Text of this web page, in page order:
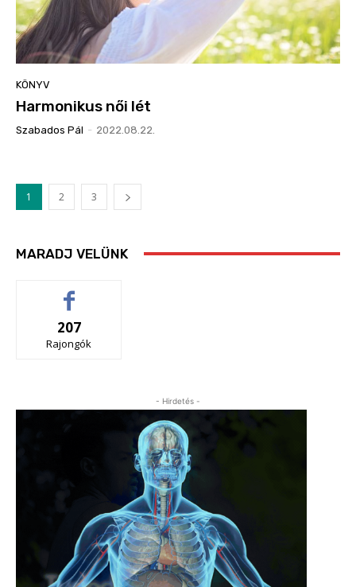
KÖNYV
Harmonikus női lét
Szabados Pál - 2022.08.22.
1 2 3
MARADJ VELÜNK
207
Rajongók
- Hirdetés -